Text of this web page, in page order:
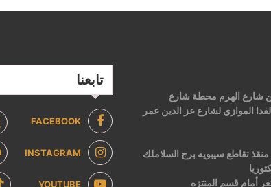
من شارع الهرم محطة شارع
الموازي لشارع عز الدين عمر
ش ابن منقذ تقاطع سيبويه برج السلاملك
أمام قسم المنتزه
تابعنا
FACEBOOK
INSTAGRAM
YOUTUBE